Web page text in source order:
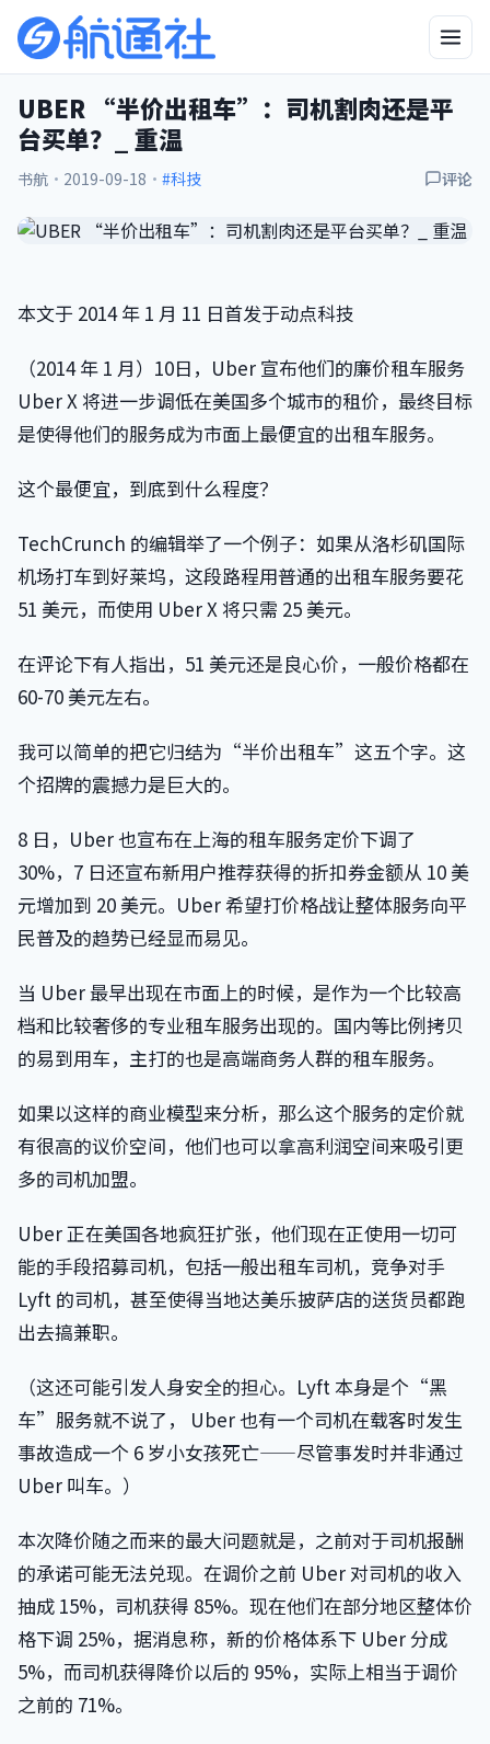
UBER “半价出租车”：司机割肉还是平
台买单？_ 重温
书航 · 2019-09-18 · #科技 评论
本文于 2014 年 1 月 11 日首发于动点科技
（2014 年 1 月）10日，Uber 宣布他们的廉价租车服务
Uber X 将进一步调低在美国多个城市的租价，最终目标
是使得他们的服务成为市面上最便宜的出租车服务。
这个最便宜，到底到什么程度？
TechCrunch 的编辑举了一个例子：如果从洛杉矶国际
机场打车到好莱坞，这段路程用普通的出租车服务要花
51 美元，而使用 Uber X 将只需 25 美元。
在评论下有人指出，51 美元还是良心价，一般价格都在
60-70 美元左右。
我可以简单的把它归结为“半价出租车”这五个字。这
个招牌的震撼力是巨大的。
8 日，Uber 也宣布在上海的租车服务定价下调了
30%，7 日还宣布新用户推荐获得的折扣券金额从 10 美
元增加到 20 美元。Uber 希望打价格战让整体服务向平
民普及的趋势已经显而易见。
当 Uber 最早出现在市面上的时候，是作为一个比较高
档和比较奢侈的专业租车服务出现的。国内等比例拷贝
的易到用车，主打的也是高端商务人群的租车服务。
如果以这样的商业模型来分析，那么这个服务的定价就
有很高的议价空间，他们也可以拿高利润空间来吸引更
多的司机加盟。
Uber 正在美国各地疯狂扩张，他们现在正使用一切可
能的手段招募司机，包括一般出租车司机，竞争对手
Lyft 的司机，甚至使得当地达美乐披萨店的送货员都跑
出去搞兼职。
（这还可能引发人身安全的担心。Lyft 本身是个“黑
车”服务就不说了， Uber 也有一个司机在载客时发生
事故造成一个 6 岁小女孩死亡——尽管事发时并非通过
Uber 叫车。）
本次降价随之而来的最大问题就是，之前对于司机报酬
的承诺可能无法兑现。在调价之前 Uber 对司机的收入
抽成 15%，司机获得 85%。现在他们在部分地区整体价
格下调 25%，据消息称，新的价格体系下 Uber 分成
5%，而司机获得降价以后的 95%，实际上相当于调价
之前的 71%。